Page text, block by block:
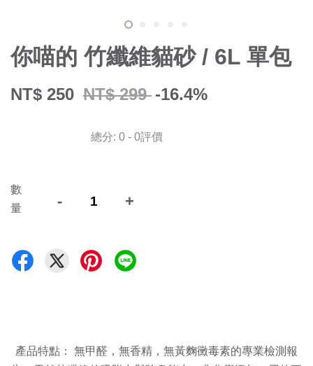
你喵的 竹纖維貓砂 / 6L 單包
NT$ 250 NT$ 299 -16.4%
總分: 0 - 0評價
數
量
- +
產品特點： 無甲醛，無香精，無黃麴黴毒素的專業檢測報